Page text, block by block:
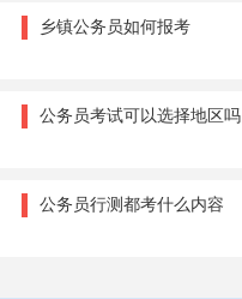
乡镇公务员如何报考
公务员考试可以选择地区吗
公务员行测都考什么内容